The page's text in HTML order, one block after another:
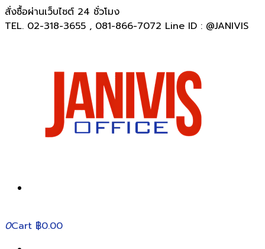
สั่งซื้อผ่านเว็บไซต์ 24 ชั่วโมง
TEL. 02-318-3655 , 081-866-7072 Line ID : @JANIVIS
0Cart ฿0.00